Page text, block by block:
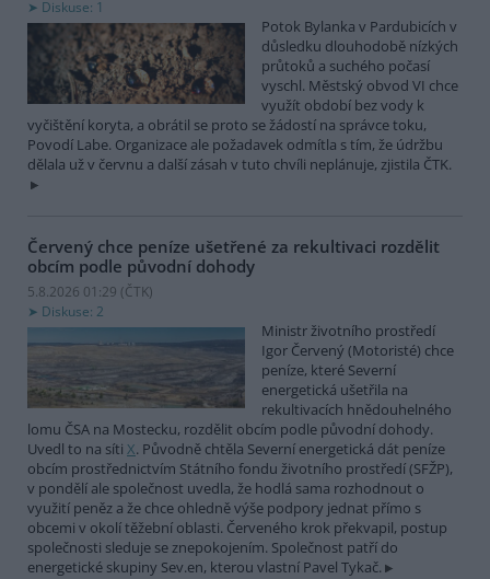
Diskuse: 1
Potok Bylanka v Pardubicích v
důsledku dlouhodobě nízkých
průtoků a suchého počasí
vyschl. Městský obvod VI chce
využít období bez vody k
vyčištění koryta, a obrátil se proto se žádostí na správce toku,
Povodí Labe. Organizace ale požadavek odmítla s tím, že údržbu
dělala už v červnu a další zásah v tuto chvíli neplánuje, zjistila ČTK.
Červený chce peníze ušetřené za rekultivaci rozdělit
obcím podle původní dohody
5.8.2026 01:29 (ČTK)
Diskuse: 2
Ministr životního prostředí
Igor Červený (Motoristé) chce
peníze, které Severní
energetická ušetřila na
rekultivacích hnědouhelného
lomu ČSA na Mostecku, rozdělit obcím podle původní dohody.
Uvedl to na síti X. Původně chtěla Severní energetická dát peníze
obcím prostřednictvím Státního fondu životního prostředí (SFŽP),
v pondělí ale společnost uvedla, že hodlá sama rozhodnout o
využití peněz a že chce ohledně výše podpory jednat přímo s
obcemi v okolí těžební oblasti. Červeného krok překvapil, postup
společnosti sleduje se znepokojením. Společnost patří do
energetické skupiny Sev.en, kterou vlastní Pavel Tykač.